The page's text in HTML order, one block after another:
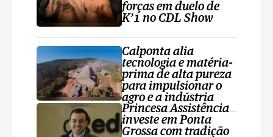
forças em duelo de
K’1 no CDL Show
Calponta alia
tecnologia e matéria-
prima de alta pureza
para impulsionar o
agro e a indústria
Princesa Assistência
investe em Ponta
Grossa com tradição